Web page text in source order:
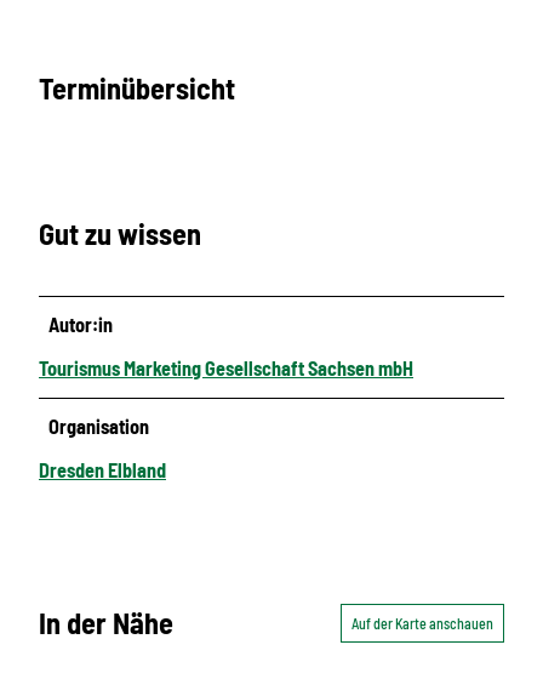
Terminübersicht
Gut zu wissen
Autor:in
Tourismus Marketing Gesellschaft Sachsen mbH
Organisation
Dresden Elbland
In der Nähe Auf der Karte anschauen